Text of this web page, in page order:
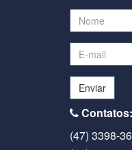
Enviar
Contatos:
(47) 3398-